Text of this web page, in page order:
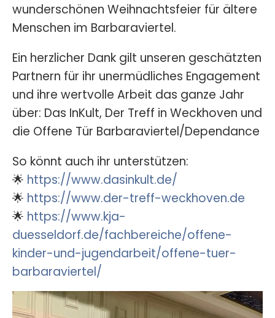
wunderschönen Weihnachtsfeier für ältere
Menschen im Barbaraviertel.
Ein herzlicher Dank gilt unseren geschätzten
Partnern für ihr unermüdliches Engagement
und ihre wertvolle Arbeit das ganze Jahr
über: Das InKult, Der Treff in Weckhoven und
die Offene Tür Barbaraviertel/Dependance
So könnt auch ihr unterstützen:
🌟 https://www.dasinkult.de/
🌟 https://www.der-treff-weckhoven.de
🌟 https://www.kja-
duesseldorf.de/fachbereiche/offene-
kinder-und-jugendarbeit/offene-tuer-
barbaraviertel/